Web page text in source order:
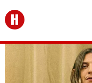
Перейти на главную